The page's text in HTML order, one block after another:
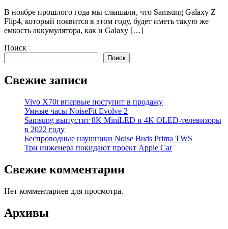
В ноябре прошлого года мы слышали, что Samsung Galaxy Z
Flip4, который появится в этом году, будет иметь такую ​​же
емкость аккумулятора, как и Galaxy […]
Поиск
Поиск
Свежие записи
Vivo X70t впервые поступит в продажу
Умные часы NoiseFit Evolve 2
Samsung выпустит 8K MiniLED и 4K OLED-телевизоры
в 2022 году
Беспроводные наушники Noise Buds Prima TWS
Три инженера покидают проект Apple Car
Свежие комментарии
Нет комментариев для просмотра.
Архивы